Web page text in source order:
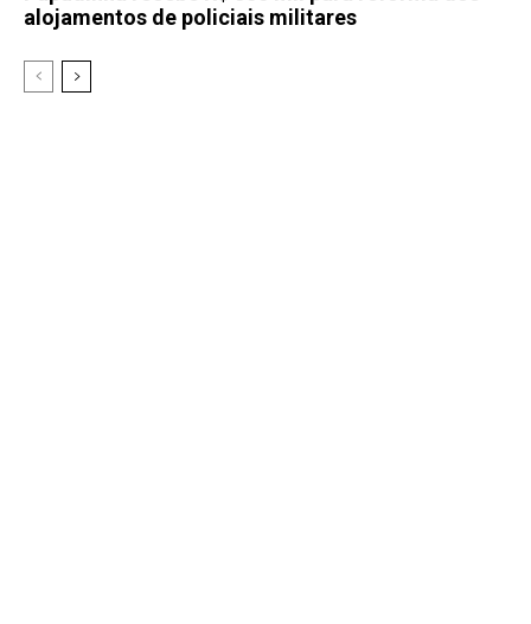
alojamentos de policiais militares